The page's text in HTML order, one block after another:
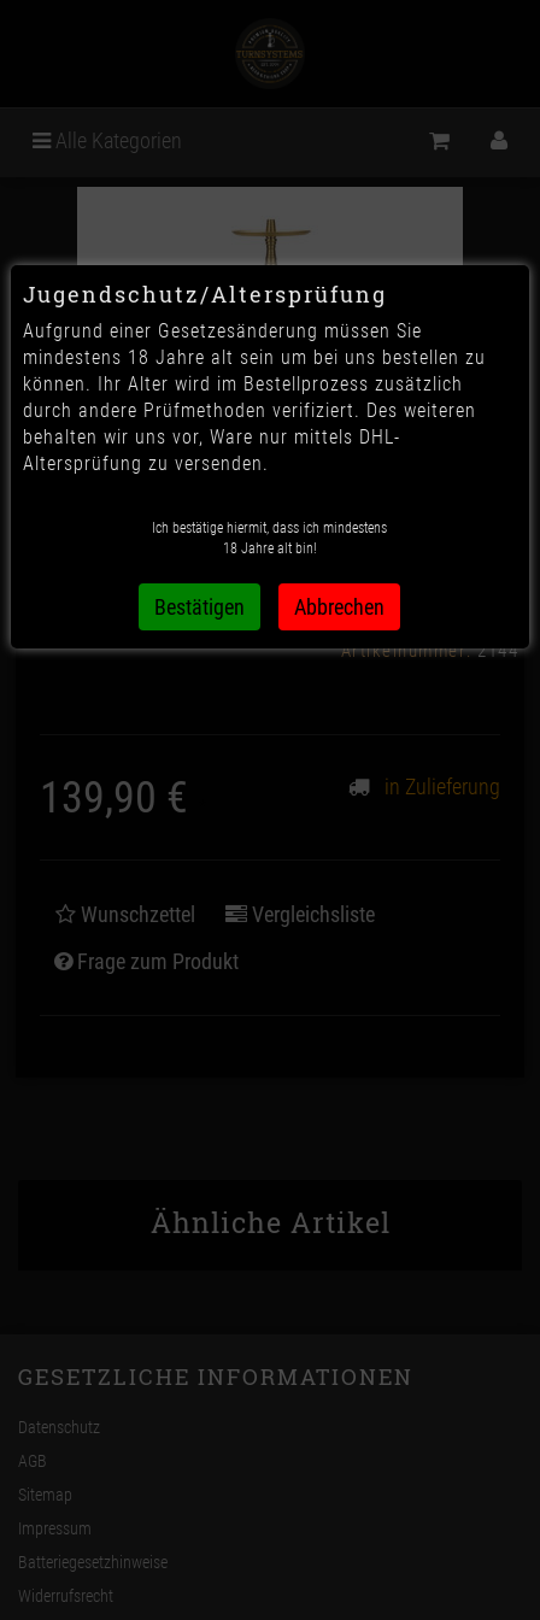
Alle Kategorien
Moe's Wanted M2 -
Aluminium Gold matt
Artikelnummer:2144
139,90 € in Zulieferung
Wunschzettel
Vergleichsliste
Frage zum Produkt
Ähnliche Artikel
GESETZLICHE INFORMATIONEN
Datenschutz
AGB
Sitemap
Impressum
Batteriegesetzhinweise
Widerrufsrecht
Jugendschutz/Altersprüfung
Aufgrund einer Gesetzesänderung müssen Sie
mindestens 18 Jahre alt sein um bei uns bestellen zu
können. Ihr Alter wird im Bestellprozess zusätzlich
durch andere Prüfmethoden verifiziert. Des weiteren
behalten wir uns vor, Ware nur mittels DHL-
Altersprüfung zu versenden.
Ich bestätige hiermit, dass ich mindestens
18 Jahre alt bin!